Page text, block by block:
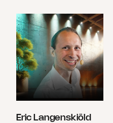
Eric Langenskiöld